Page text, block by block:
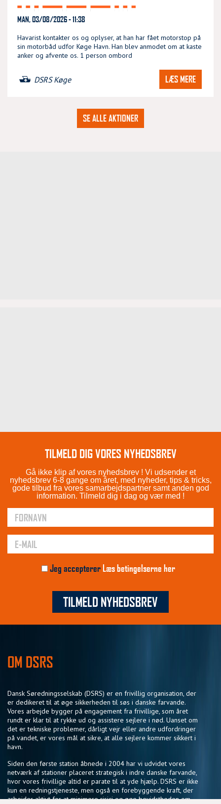
MAN, 03/08/2026 - 11:38
Havarist kontakter os og oplyser, at han har fået motorstop på
sin motorbåd udfor Køge Havn. Han blev anmodet om at kaste
anker og afvente os. 1 person ombord
DSRS Køge LÆS MERE
SE ALLE AKTIONER
TILMELD DIG VORES NYHEDSBREV
Gå ikke klip af vores nyhedsbrev ! Vi udsender et
nyhedsbrev 6-8 gange om året, med nyheder, tips & tricks,
gode tilbud fra vores samarbejdspartner samt anden god
information. Tilmeld dig i dag og vær med !
Jeg acceptererLæs betingelserne her
TILMELD NYHEDSBREV
OM DSRS
Dansk Søredningsselskab (DSRS) er en frivillig organisation, der
er dedikeret til at øge sikkerheden til søs i danske farvande.
Vores arbejde bygger på engagement fra frivillige, som året
rundt er klar til at rykke ud og assistere sejlere i nød. Uanset om
det er tekniske problemer, dårligt vejr eller andre udfordringer
på vandet, er vores mål at sikre, at alle sejlere kommer sikkert i
havn.
Siden den første station åbnede i 2004 har vi udvidet vores
netværk af stationer placeret strategisk i indre danske farvande,
hvor vores frivillige altid er parate til at yde hjælp. DSRS er ikke
kun en redningstjeneste, men også en forebyggende kraft, der
arbejder aktivt for at minimere risici og øge bevidstheden om